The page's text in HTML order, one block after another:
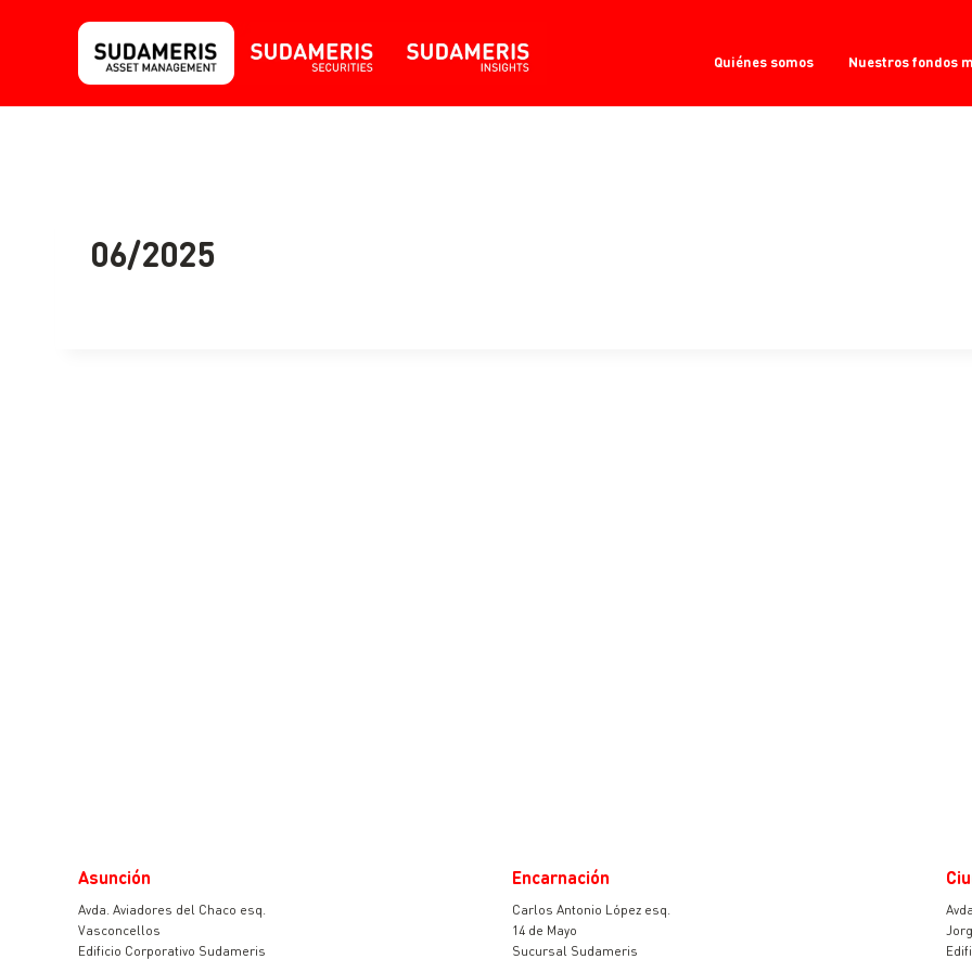
Quiénes somos Nuestros fondos
06/2025
Asunción
Avda. Aviadores del Chaco esq.
Vasconcellos
Edificio Corporativo Sudameris
Encarnación
Carlos Antonio López esq.
14 de Mayo
Sucursal Sudameris